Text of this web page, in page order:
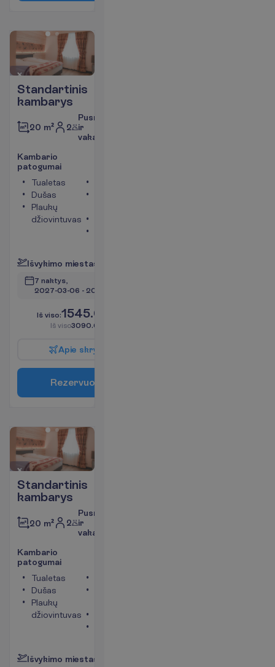
Standartinis
kambarys
20 m² 2
Pusryčiai
ir
vakarienė
Kambario
patogumai
Tualetas
Dušas
Plaukų
džiovintuvas
Išvykimo miestas
7 naktys,
2027-03-06 - 2027-03-13
Iš viso:1545.00
Iš viso3090.00
Apie skry
Rezervuo
Standartinis
kambarys
20 m² 2
Pusryčiai
ir
vakarienė
Kambario
patogumai
Tualetas
Dušas
Plaukų
džiovintuvas
Išvykimo miestas